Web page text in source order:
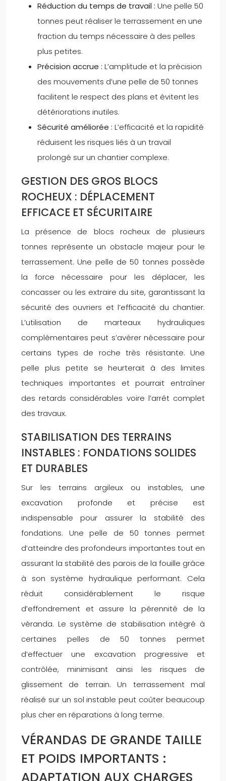
Réduction du temps de travail : Une pelle 50
tonnes peut réaliser le terrassement en une
fraction du temps nécessaire à des pelles
plus petites.
Précision accrue : L’amplitude et la précision
des mouvements d’une pelle de 50 tonnes
facilitent le respect des plans et évitent les
détériorations inutiles.
Sécurité améliorée : L’efficacité et la rapidité
réduisent les risques liés à un travail
prolongé sur un chantier complexe.
GESTION DES GROS BLOCS
ROCHEUX : DÉPLACEMENT
EFFICACE ET SÉCURITAIRE
La présence de blocs rocheux de plusieurs
tonnes représente un obstacle majeur pour le
terrassement. Une pelle de 50 tonnes possède
la force nécessaire pour les déplacer, les
concasser ou les extraire du site, garantissant la
sécurité des ouvriers et l’efficacité du chantier.
L’utilisation de marteaux hydrauliques
complémentaires peut s’avérer nécessaire pour
certains types de roche très résistante. Une
pelle plus petite se heurterait à des limites
techniques importantes et pourrait entraîner
des retards considérables voire l’arrêt complet
des travaux.
STABILISATION DES TERRAINS
INSTABLES : FONDATIONS SOLIDES
ET DURABLES
Sur les terrains argileux ou instables, une
excavation profonde et précise est
indispensable pour assurer la stabilité des
fondations. Une pelle de 50 tonnes permet
d’atteindre des profondeurs importantes tout en
assurant la stabilité des parois de la fouille grâce
à son système hydraulique performant. Cela
réduit considérablement le risque
d’effondrement et assure la pérennité de la
véranda. Le système de stabilisation intégré à
certaines pelles de 50 tonnes permet
d’effectuer une excavation progressive et
contrôlée, minimisant ainsi les risques de
glissement de terrain. Un terrassement mal
réalisé sur un sol instable peut coûter beaucoup
plus cher en réparations à long terme.
VÉRANDAS DE GRANDE TAILLE
ET POIDS IMPORTANTS :
ADAPTATION AUX CHARGES